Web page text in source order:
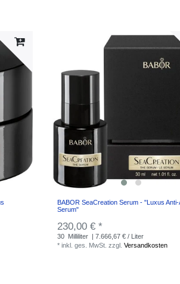
BABOR SeaCreation Serum - "Luxus Anti-
Serum"
230,00 € *
30 Milliliter | 7.666,67 € / Liter
*inkl. ges. MwSt. zzgl.Versandkosten